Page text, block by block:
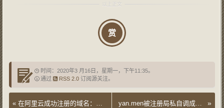
赏
时间：2020年3 月16日，星期一，下午11:35。
通过
RSS 2.0订阅源关注。
« 在阿里云成功注册的域名：疫情.中国被强制删除 yan.men被注册局私自调成溢价域名 »